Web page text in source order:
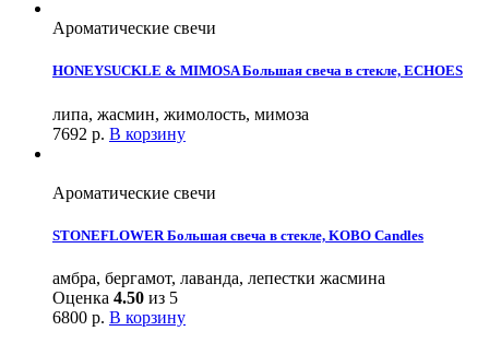
Ароматические свечи
HONEYSUCKLE & MIMOSA Большая свеча в стекле, ECHOES
липа, жасмин, жимолость, мимоза
7692 р. В корзину
Ароматические свечи
STONEFLOWER Большая свеча в стекле, KOBO Candles
амбра, бергамот, лаванда, лепестки жасмина
Оценка 4.50 из 5
6800 р. В корзину